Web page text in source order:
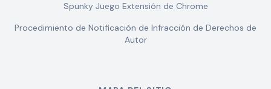
Spunky Juego Extensión de Chrome
Procedimiento de Notificación de Infracción de Derechos de
Autor